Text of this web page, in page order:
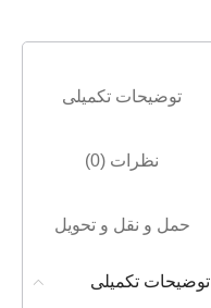
توضیحات تکمیلی
نظرات (0)
حمل و نقل و تحویل
توضیحات تکمیلی